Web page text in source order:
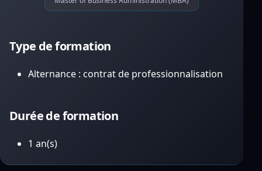
Type de formation
Alternance : contrat de professionnalisation
Durée de formation
1 an(s)